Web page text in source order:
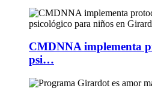
CMDNNA implementa
psi…